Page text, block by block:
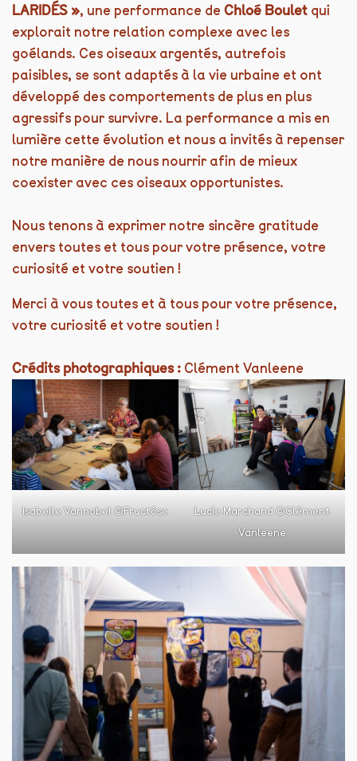
LARIDÉS », une performance de Chloé Boulet qui
explorait notre relation complexe avec les
goélands. Ces oiseaux argentés, autrefois
paisibles, se sont adaptés à la vie urbaine et ont
développé des comportements de plus en plus
agressifs pour survivre. La performance a mis en
lumière cette évolution et nous a invités à repenser
notre manière de nous nourrir afin de mieux
coexister avec ces oiseaux opportunistes.
Nous tenons à exprimer notre sincère gratitude
envers toutes et tous pour votre présence, votre
curiosité et votre soutien !
Merci à vous toutes et à tous pour votre présence,
votre curiosité et votre soutien !
Crédits photographiques : Clément Vanleene
Isabelle Vannobel ©Fructôse
Lucie Marchand ©Clément
Vanleene